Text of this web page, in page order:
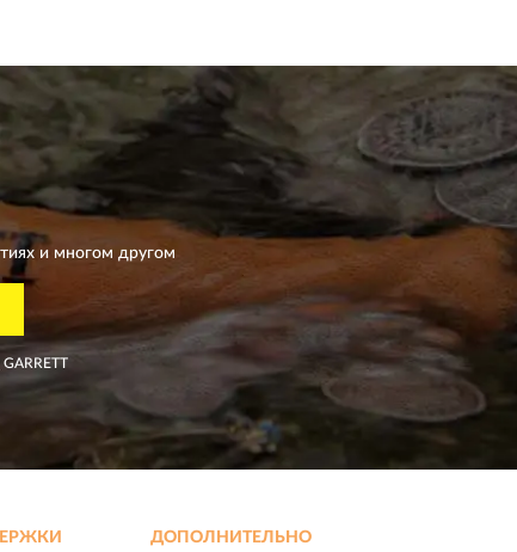
и многом другом
GARRETT
ДОПОЛНИТЕЛЬНО